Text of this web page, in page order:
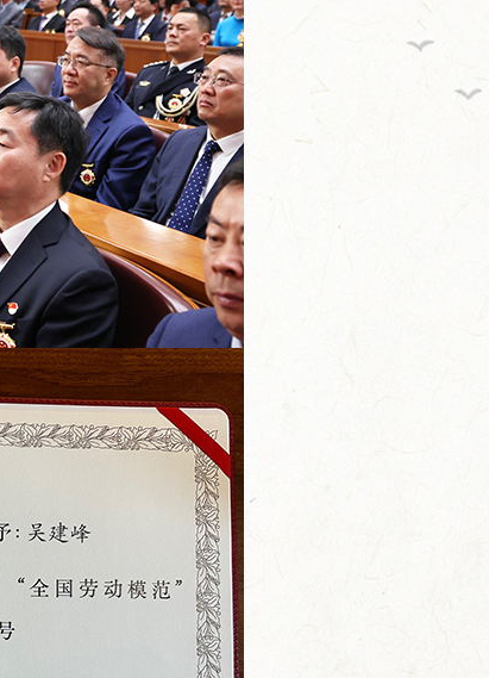
... 总台×今世缘官宣！李宇春、...